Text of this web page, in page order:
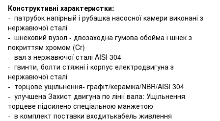
Конструктивні характеристки:
- патрубок напірный і рубашка насосної камери виконані з
нержавючої сталі
- шнековий вузол - двозаходна гумова обойма і шнек з
покриттям хромом (Cr)
- вал з нержавючої сталі AISI 304
- гвинти, болти стяжні і корпус електродвигуна з
нержавючої сталі
- торцове ущільнення- графіт/кераміка/NBR/AISI 304
- улучшена Захист двигуна по лінії вала: Ущільнення
торцеве підсилено спеціальною манжетою
- в комплект поставки входитькабель живлення